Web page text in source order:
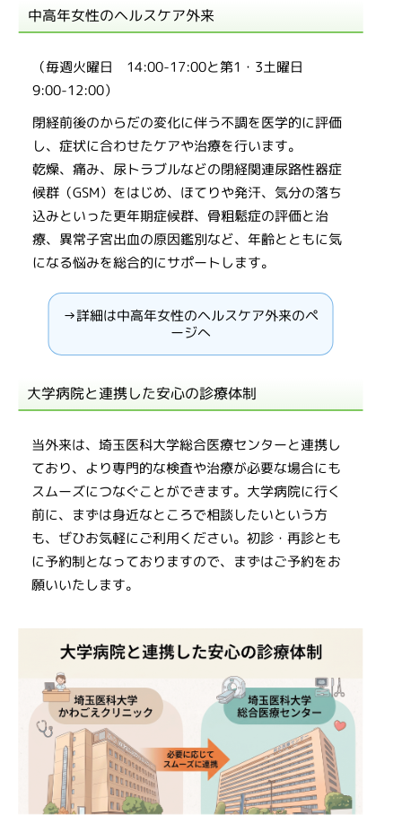
中高年女性のヘルスケア外来
（毎週火曜日 14:00-17:00と第1・3土曜日
9:00-12:00）
閉経前後のからだの変化に伴う不調を医学的に評価
し、症状に合わせたケアや治療を行います。
乾燥、痛み、尿トラブルなどの閉経関連尿路性器症
候群（GSM）をはじめ、ほてりや発汗、気分の落ち
込みといった更年期症候群、骨粗鬆症の評価と治
療、異常子宮出血の原因鑑別など、年齢とともに気
になる悩みを総合的にサポートします。
→詳細は中高年女性のヘルスケア外来のペ
ージへ
大学病院と連携した安心の診療体制
当外来は、埼玉医科大学総合医療センターと連携し
ており、より専門的な検査や治療が必要な場合にも
スムーズにつなぐことができます。大学病院に行く
前に、まずは身近なところで相談したいという方
も、ぜひお気軽にご利用ください。初診・再診とも
に予約制となっておりますので、まずはご予約をお
願いいたします。